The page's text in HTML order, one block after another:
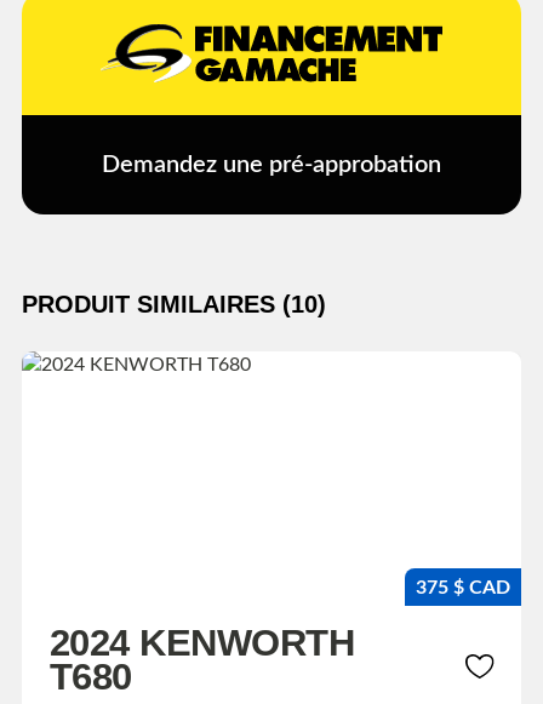
Demandez une pré-approbation
PRODUIT SIMILAIRES (10)
375 $ CAD
2024 KENWORTH
T680